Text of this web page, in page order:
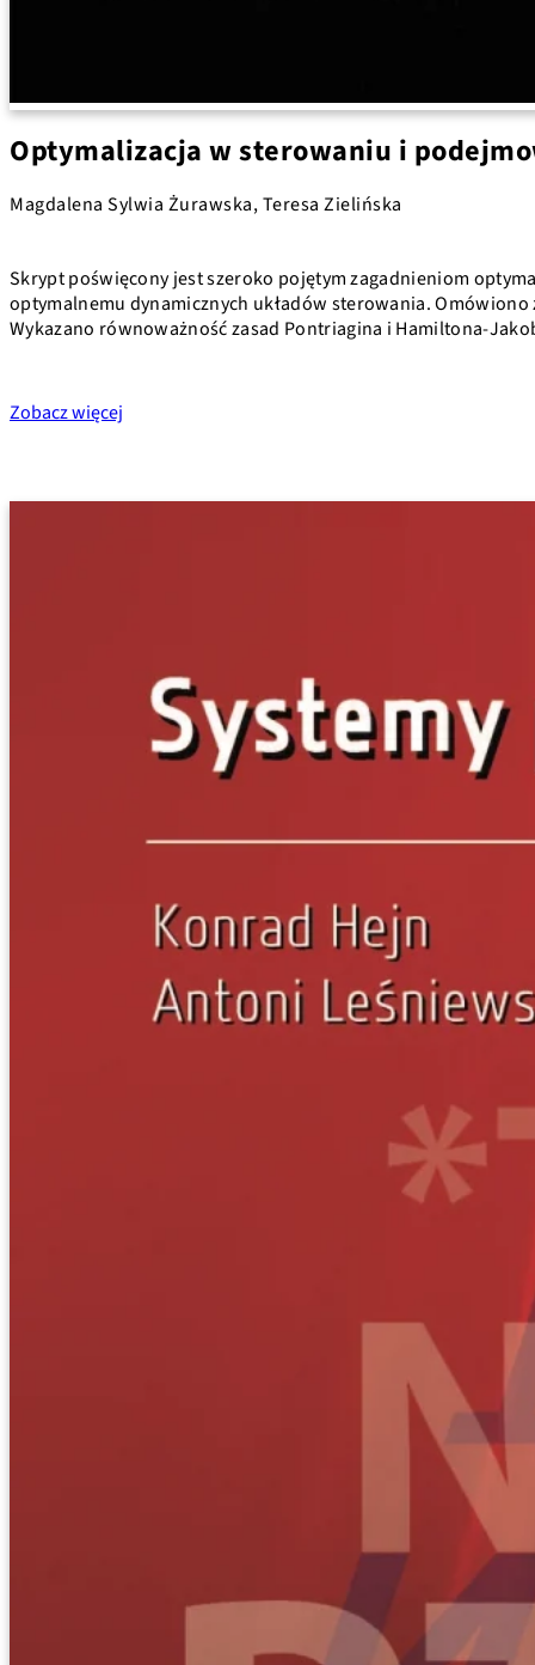
Optymalizacja w sterowaniu i
Magdalena Sylwia Żurawska, Teresa Zielińska
Skrypt poświęcony jest szeroko pojętym zagadnieniom
optymalnemu dynamicznych układów sterowania.
Wykazano równoważność zasad Pontriagina i Hamiltona-
Zobacz więcej